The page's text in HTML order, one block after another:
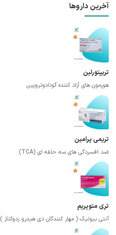
آخرین داروها
تریپتورلین
هورمون های آزاد کننده گونادوتروپین
تریمی پرامین
ضد افسردگی های سه حلقه ای (TCA)
تری متوپریم
آنتی بیوتیک ( مهار کنندگان دی هیدرو ردوکتاز )